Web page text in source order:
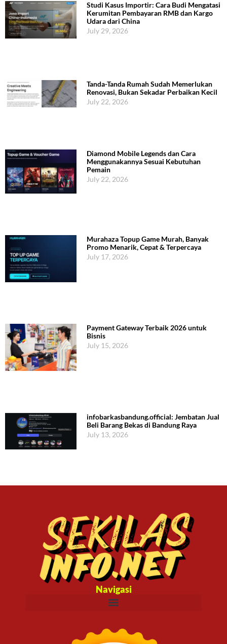
Studi Kasus Importir: Cara Budi Mengatasi
Kerumitan Pembayaran RMB dan Kargo
Udara dari China
July 29, 2026
Tanda-Tanda Rumah Sudah Memerlukan
Renovasi, Bukan Sekadar Perbaikan Kecil
July 22, 2026
Diamond Mobile Legends dan Cara
Menggunakannya Sesuai Kebutuhan
Pemain
July 22, 2026
Murahaza Topup Game Murah, Banyak
Promo Menarik, Cepat & Terpercaya
July 17, 2026
Payment Gateway Terbaik 2026 untuk
Bisnis
July 15, 2026
infobarkasbandung.official: Jembatan Jual
Beli Barang Bekas di Bandung Raya
July 13, 2026
Navigasi